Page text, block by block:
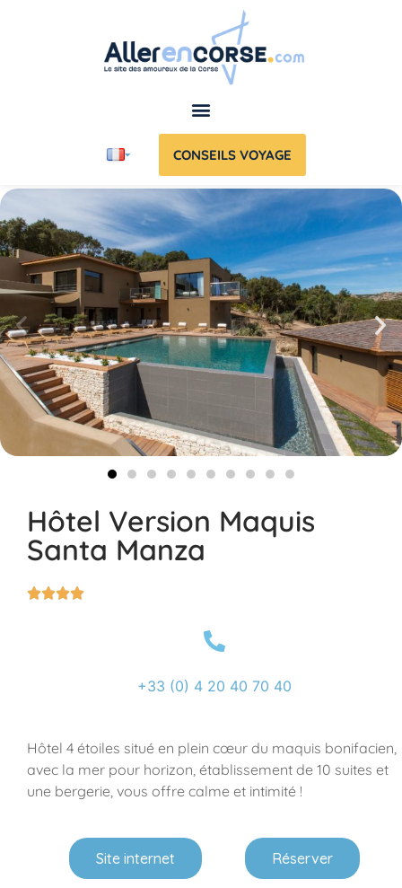
CONSEILS VOYAGE
Hôtel Version Maquis
Santa Manza

+33 (0) 4 20 40 70 40
Hôtel 4 étoiles situé en plein cœur du maquis bonifacien,
avec la mer pour horizon, établissement de 10 suites et
une bergerie, vous offre calme et intimité !
Site internet Réserver